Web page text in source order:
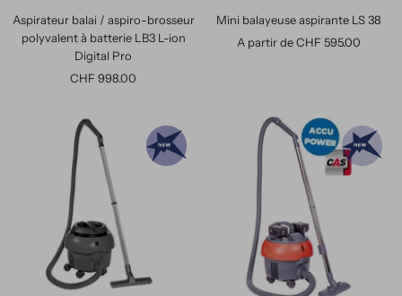
Aspirateur balai / aspiro-brosseur
polyvalent à batterie LB3 L-ion
Digital Pro
Prix
vente
CHF 998.00
Mini balayeuse aspirante LS 38
Prix
A partir de CHF 595.00